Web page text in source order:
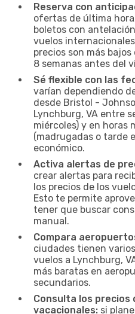
Reserva con
ofertas de última
boletos con
vuelos
precios son más
8 semanas antes del
Sé flexible con las
varían dependiendo
desde Bristol -
Lynchburg, VA entre
miércoles) y en horas
(madrugadas o tarde
económico.
Activa alertas de
crear alertas para
los precios de los
Esto te permite
tener que buscar
manual.
Compara
ciudades tienen
vuelos a Lynchburg,
más baratas en
secundarios.
Consulta los precios
vacacionales: si